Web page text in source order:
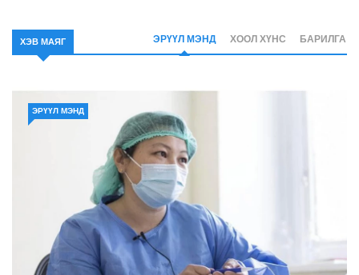
ХЭВ МАЯГ ЭРҮҮЛ МЭНД ХООЛ ХҮНС БАРИЛГА
ЭРҮҮЛ МЭНД